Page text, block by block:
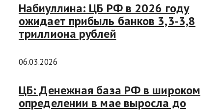
Набиуллина: ЦБ РФ в 2026 году
ожидает прибыль банков 3,3-3,8
триллиона рублей
06.03.2026
ЦБ: Денежная база РФ в широком
определении в мае выросла до